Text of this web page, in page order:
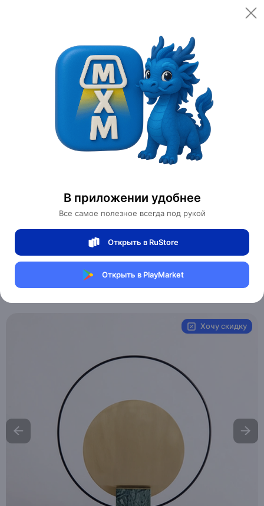
В приложении удобнее
Все самое полезное всегда под рукой
Открыть в RuStore
Открыть в PlayMarket
Открыть
Категории
Мебель для дома и офиса
Освещение для дома
Настольные лампы
Лампа настольная золото Nordic Mangle,
41*47 см, LED, металл
0 отзывов
Магазин Table lamps
Хочу скидку